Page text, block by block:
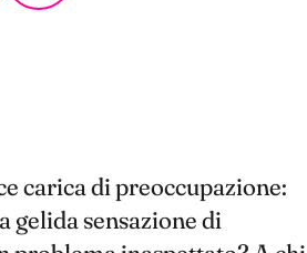
carica di preoccupazione:
gelida sensazione di